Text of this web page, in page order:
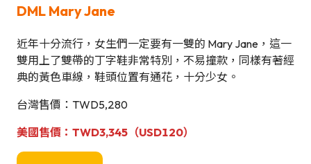
DML Mary Jane
近年十分流行，女生們一定要有一雙的 Mary Jane，這一
雙用上了雙帶的丁字鞋非常特別，不易撞款，同樣有著經
典的黃色車線，鞋頭位置有通花，十分少女。
台灣售價：TWD5,280
美國售價：TWD3,345（USD120）